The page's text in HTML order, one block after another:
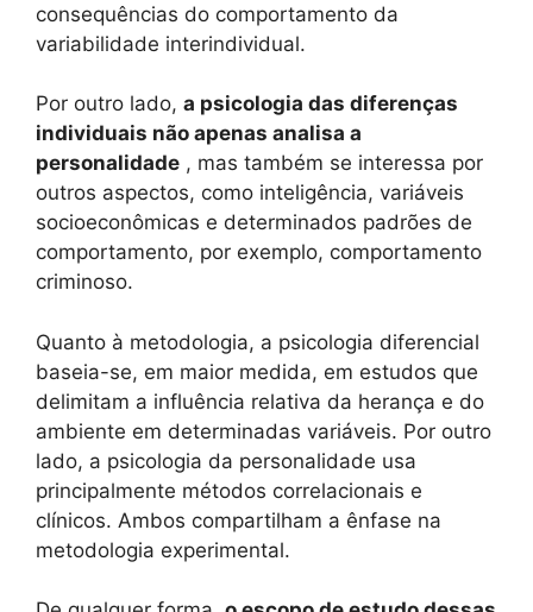
consequências do comportamento da
variabilidade interindividual.
Por outro lado, a psicologia das diferenças
individuais não apenas analisa a
personalidade , mas também se interessa por
outros aspectos, como inteligência, variáveis ​​
socioeconômicas e determinados padrões de
comportamento, por exemplo, comportamento
criminoso.
Quanto à metodologia, a psicologia diferencial
baseia-se, em maior medida, em estudos que
delimitam a influência relativa da herança e do
ambiente em determinadas variáveis. Por outro
lado, a psicologia da personalidade usa
principalmente métodos correlacionais e
clínicos. Ambos compartilham a ênfase na
metodologia experimental.